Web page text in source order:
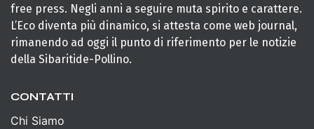
free press. Negli anni a seguire muta spirito e carattere.
L’Eco diventa più dinamico, si attesta come web journal,
rimanendo ad oggi il punto di riferimento per le notizie
della Sibaritide-Pollino.
CONTATTI
Chi Siamo